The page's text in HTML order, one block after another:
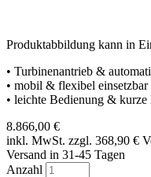
Produktabbildung kann in
• Turbinenantrieb &
• mobil & flexibel einsetzbar
• leichte Bedienung & kurze
8.866,00 €
inkl. MwSt. zzgl. 368,90 €
Versand in 31-45 Tagen
Anzahl